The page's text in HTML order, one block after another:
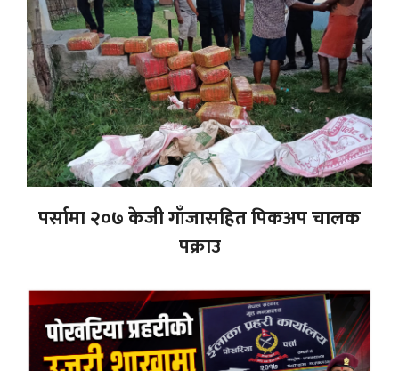
पर्सामा २०७ केजी गाँजासहित पिकअप चालक
पक्राउ